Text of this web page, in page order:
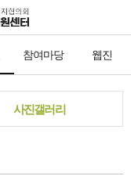
참여마당 웹진
사진갤러리